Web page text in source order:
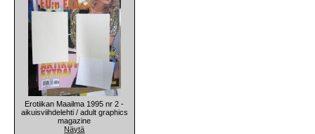
Erotiikan Maailma 1995 nr 2 -
aikuisviihdelehti / adult graphics
magazine
Näytä